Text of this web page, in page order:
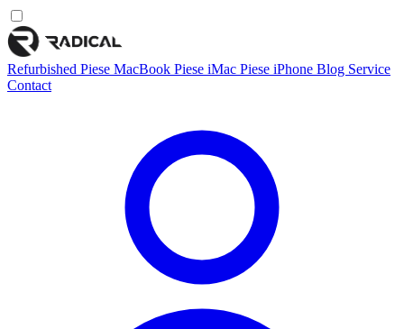
Refurbished Piese MacBook Piese iMac Piese iPhone Blog Service
Contact